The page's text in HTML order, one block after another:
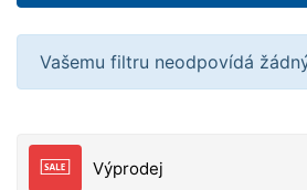
Výprodej
Vašemu filtru neodpovídá